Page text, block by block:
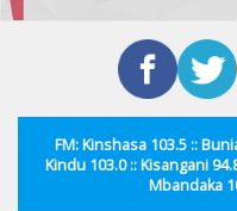
FM: Kinshasa 103.5 ::
Kindu 103.0 :: Kisangani
Mbandaka